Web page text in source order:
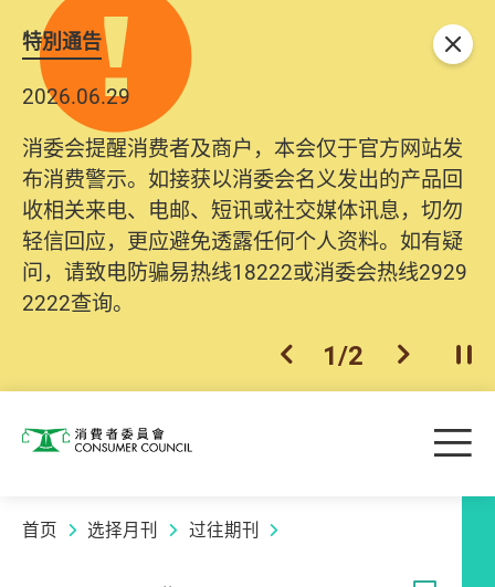
特別通告
2026.06.29
消委会提醒消费者及商户，本会仅于官方网站发
布消费警示。如接获以消委会名义发出的产品回
收相关来电、电邮、短讯或社交媒体讯息，切勿
轻信回应，更应避免透露任何个人资料。如有疑
问，请致电防骗易热线18222或消委会热线2929
2222查询。
上一个
1/2 下一个开
关闭
消费者委员会 目
首页 选择月刊 过往期刊